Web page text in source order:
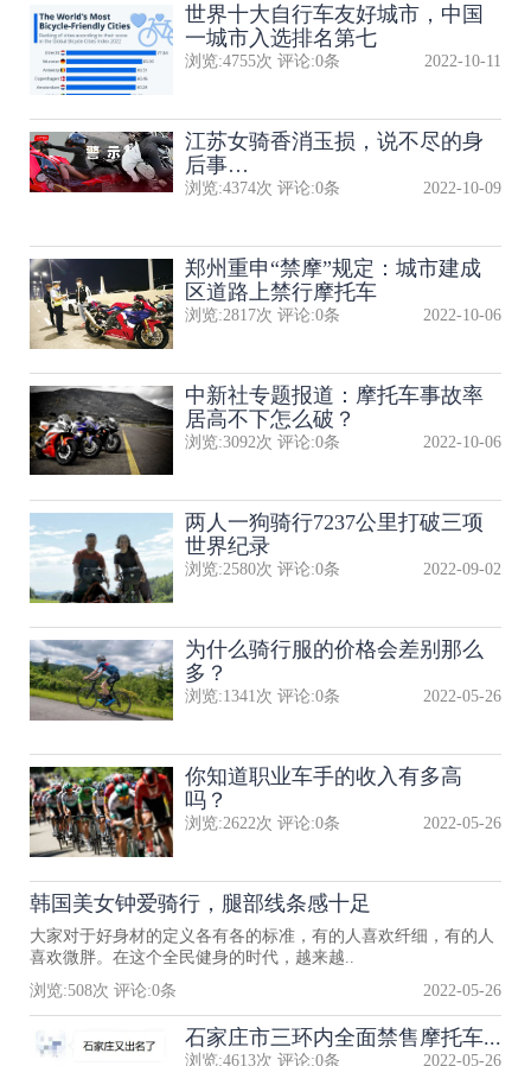
世界十大自行车友好城市，中国
一城市入选排名第七
浏览:4755次 评论:0条 2022-10-11
江苏女骑香消玉损，说不尽的身
后事…
浏览:4374次 评论:0条 2022-10-09
郑州重申“禁摩”规定：城市建成
区道路上禁行摩托车
浏览:2817次 评论:0条 2022-10-06
中新社专题报道：摩托车事故率
居高不下怎么破？
浏览:3092次 评论:0条 2022-10-06
两人一狗骑行7237公里打破三项
世界纪录
浏览:2580次 评论:0条 2022-09-02
为什么骑行服的价格会差别那么
多？
浏览:1341 次 评论:0条 2022-05-26
你知道职业车手的收入有多高
吗？
浏览:2622次 评论:0条 2022-05-26
韩国美女钟爱骑行，腿部线条感十足
大家对于好身材的定义各有各的标准，有的人喜欢纤细，有的人
喜欢微胖。在这个全民健身的时代，越来越..
浏览:508次 评论:0条 2022-05-26
石家庄市三环内全面禁售摩托车...
浏览:4613次 评论:0条 2022-05-26